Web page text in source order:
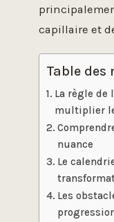
capillaire et
Table des
La règle de
multiplier
nuance
Le
Les